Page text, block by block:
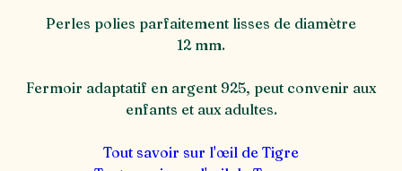
Perles polies parfaitement lisses de diamètre
12 mm.
Fermoir adaptatif en argent 925, peut convenir aux
enfants et aux adultes.
Tout savoir sur l'œil de Tigre